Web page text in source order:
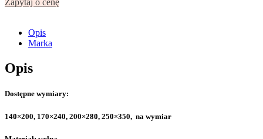
Zapytaj o cenę
Opis
Marka
Opis
Dostępne wymiary:
140×200, 170×240, 200×280, 250×350, na wymiar